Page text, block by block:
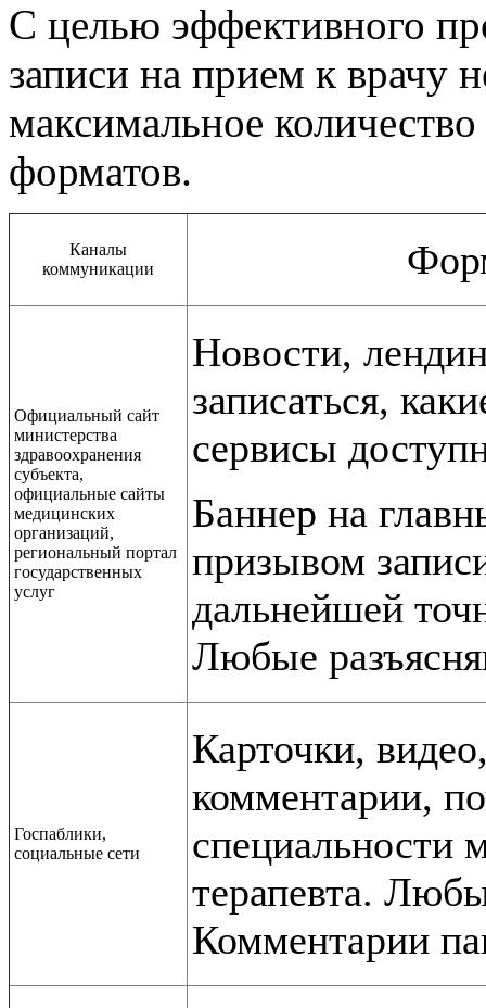
С целью эффективного
записи на прием к врачу
максимальное
форматов.
Каналы
коммуникации
Официальный сайт
министерства
здравоохранения
субъекта,
официальные сайты
медицинских
организаций,
региональный портал
государственных
услуг
Новости,
записаться,
сервисы
Баннер на
призывом
дальнейшей
Любые
Госпаблики,
социальные сети
Карточки,
комментарии,
специальности
терапевта.
Комментарии